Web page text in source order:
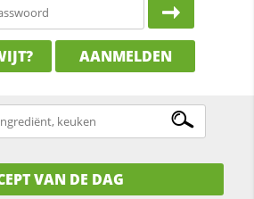
AANMELDEN
VAN DE DAG